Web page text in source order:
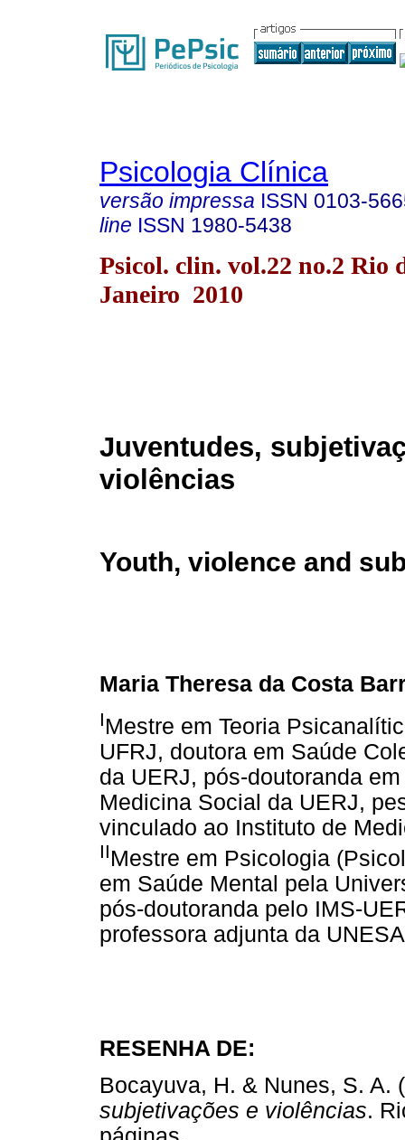
Psicologia Clínica
versão impressa ISSN 0103-
line ISSN 1980-5438
Psicol. clin. vol.22 no.2 Rio
Janeiro 2010
Juventudes,
violências
Youth, violence and
Maria Theresa da Costa
IMestre em Teoria
UFRJ, doutora em Saúde
da UERJ, pós-doutoranda
Medicina Social da UERJ,
vinculado ao Instituto de
IIMestre em Psicologia
em Saúde Mental pela
pós-doutoranda pelo IMS-
professora adjunta da UNESA
RESENHA DE:
Bocayuva, H. & Nunes, S. A.
subjetivações e violências.